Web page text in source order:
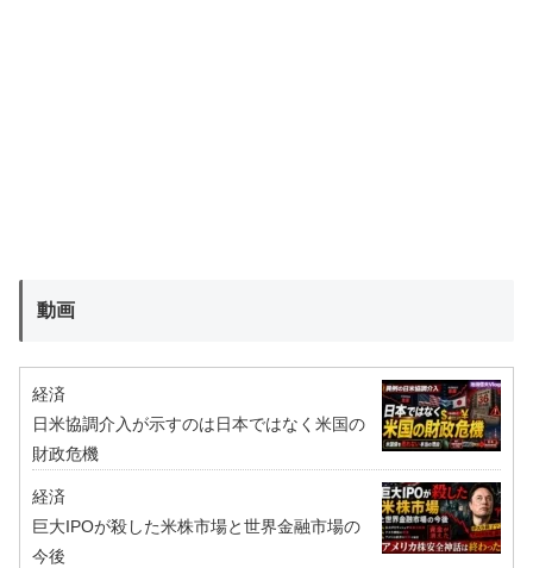
動画
経済
日米協調介入が示すのは日本ではなく米国の
財政危機
経済
巨大IPOが殺した米株市場と世界金融市場の
今後